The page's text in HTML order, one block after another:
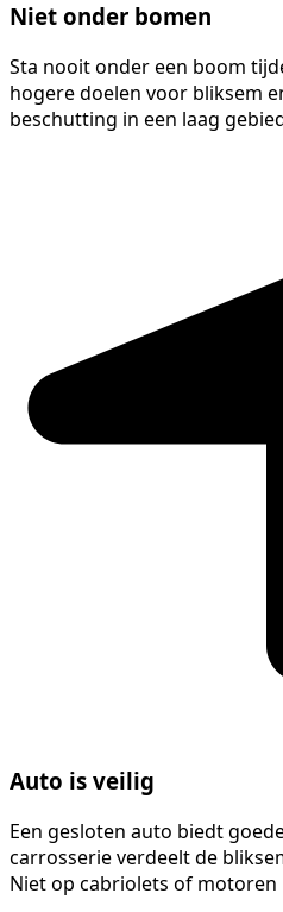
Niet onder bomen
Sta nooit onder een boom
hogere doelen voor bliksem
beschutting in een laag
Auto is veilig
Een gesloten auto biedt
carrosserie verdeelt de
Niet op cabriolets of motoren